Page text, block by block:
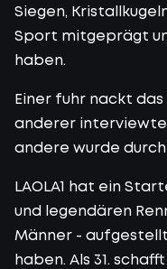
Siegen,
Sport mitgeprägt
haben.
Einer fuhr nackt
anderer interviewte
andere wurde
LAOLA1 hat ein
und legendären
Männer -
haben. Als 31.